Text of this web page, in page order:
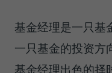
基金经理是一只基
一只基金的投资方
基金经理出色的择